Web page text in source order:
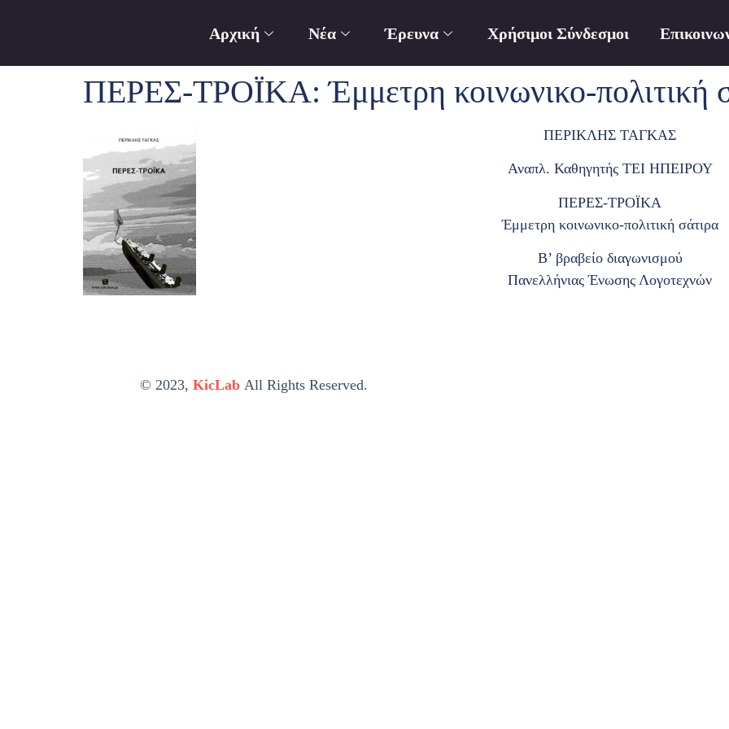
Αρχική Νέα Έρευνα Χρήσιμοι Σύνδεσμοι
ΠΕΡΕΣ-ΤΡΟΪΚΑ: Έμμετρη κοινωνικο-πολιτική
ΠΕΡΙΚΛΗΣ ΤΑΓΚΑΣ
Αναπλ. Καθηγητής ΤΕΙ ΗΠΕΙΡΟΥ
ΠΕΡΕΣ-ΤΡΟΪΚΑ
Έμμετρη κοινωνικο-πολιτική σάτιρα
Β’ βραβείο διαγωνισμού
Πανελλήνιας Ένωσης Λογοτεχνών
© 2023, KicLab All Rights Reserved.